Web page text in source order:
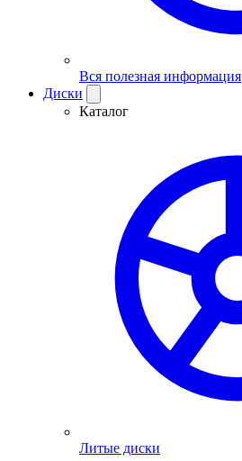
Вся полезная информация
Диски
Каталог
Литые диски